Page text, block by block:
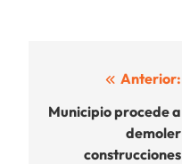
Navegación
de
entradas
Anterior:
Municipio procede a
demoler
construcciones